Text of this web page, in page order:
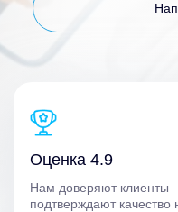
Оценка 4.9
Нам доверяют клиенты
подтверждают качество